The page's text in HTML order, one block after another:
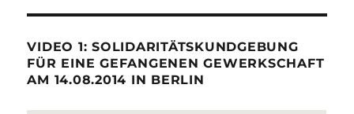
VIDEO 1: SOLIDARITÄTSKUNDGEBUNG
FÜR EINE GEFANGENEN GEWERKSCHAFT
AM 14.08.2014 IN BERLIN